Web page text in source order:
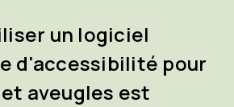
un logiciel
d'accessibilité pour
aveugles est